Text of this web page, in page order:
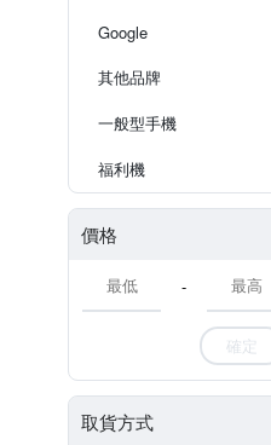
Google
其他品牌
一般型手機
福利機
價格
-
確定
取貨方式